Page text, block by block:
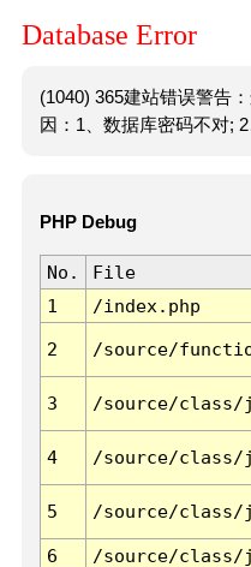
Database Error
(1040) 365建站错误警告
因：1、数据库密码不对; 2
PHP Debug
No. File
1
/index.php
2 /source/
3 /source/class/
4 /source/class/
5 /source/class/
6 /source/class/